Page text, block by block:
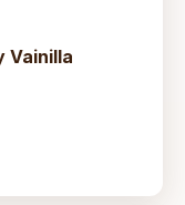
Vainilla